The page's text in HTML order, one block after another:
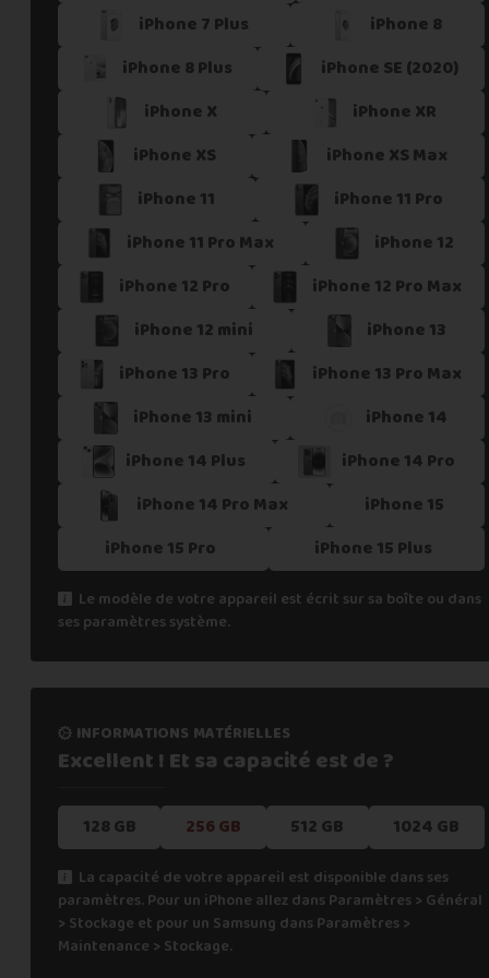
Si vous ne trouvez pas une offre correspondant aux
Vous pouvez éventuellement nous contacter.
iPhone 7 Plus
iPhone 8
iPhone 8 Plus
iPhone SE (2020)
iPhone X
iPhone XR
iPhone XS
iPhone XS Max
iPhone 11
iPhone 11 Pro
iPhone 11 Pro Max
iPhone 12
iPhone 12 Pro
iPhone 12 Pro Max
iPhone 12 mini
iPhone 13
iPhone 13 Pro
iPhone 13 Pro Max
iPhone 13 mini
iPhone 14
iPhone 14 Plus
iPhone 14 Pro
iPhone 14 Pro Max
iPhone 15
iPhone 15 Pro
iPhone 15 Plus
Le modèle de votre appareil est écrit sur sa boîte ou dans
ses paramètres système.
informations matérielles
Excellent ! Et sa capacitéest de ?
128 GB 256 GB 512 GB 1024 GB
La capacité de votre appareil est disponible dans ses
paramètres. Pour un iPhone allez dans Paramètres > Général
> Stockage et pour un Samsung dans Paramètres >
Maintenance > Stockage.